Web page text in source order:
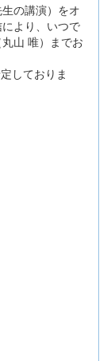
の講演）をオ
より、いつで
山 唯）までお
しておりま